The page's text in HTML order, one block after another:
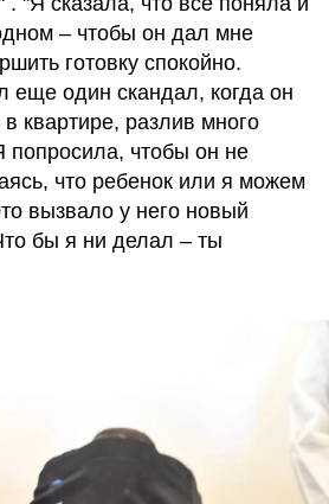
– чтобы он дал мне
готовку спокойно.
еще один скандал, когда он
квартире, разлив много
чтобы он не
что ребенок или я можем
вызвало у него новый
бы я ни делал – ты